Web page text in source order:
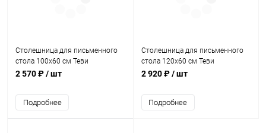
Столешница для письменного
стола 100х60 см Теви
2 570 ₽/ шт
Подробнее
Столешница для письменного
стола 120х60 см Теви
2 920 ₽/ шт
Подробнее